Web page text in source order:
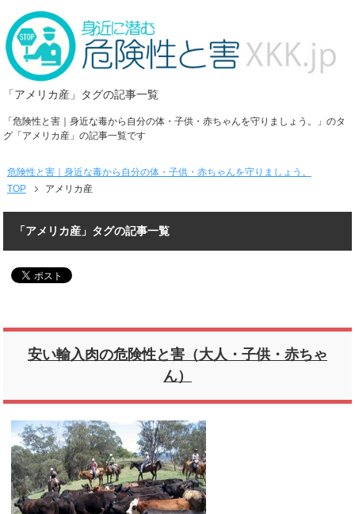
「アメリカ産」タグの記事一覧
「危険性と害｜身近な毒から自分の体・子供・赤ちゃんを守りましょう。」のタ
グ「アメリカ産」の記事一覧です
危険性と害｜身近な毒から自分の体・子供・赤ちゃんを守りましょう。
TOP
アメリカ産
「アメリカ産」タグの記事一覧
安い輸入肉の危険性と害（大人・子供・赤ちゃ
ん）